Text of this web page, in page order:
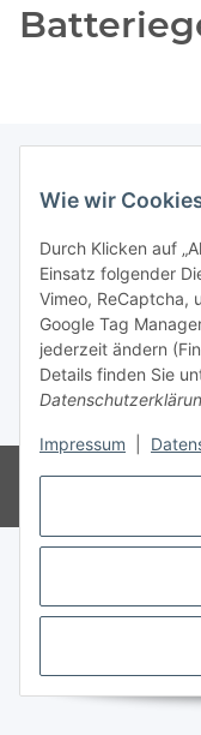
Wie wir
Durch Klicken auf
Einsatz folgender
Vimeo, ReCaptcha,
Google Tag
jederzeit ändern
Details finden Sie
Impressum
Informationen
Gesetzliche
* Alle Preise inkl.